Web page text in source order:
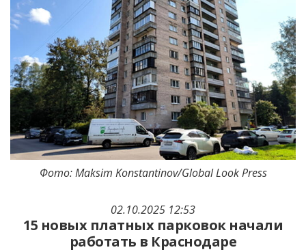
02.10.2025 12:53
15 новых платных парковок начали
работать в Краснодаре
Фото: Maksim Konstantinov/Global Look Press